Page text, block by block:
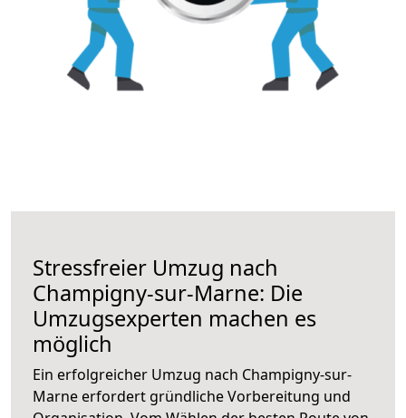
Stressfreier Umzug nach
Champigny-sur-Marne: Die
Umzugsexperten machen es
möglich
Ein erfolgreicher Umzug nach Champigny-sur-
Marne erfordert gründliche Vorbereitung und